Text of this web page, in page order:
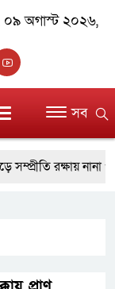
০৯ অগাস্ট ২০২৬,
সব
সম্প্রীতি রক্ষায় নানা